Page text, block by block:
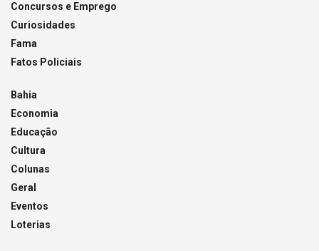
Concursos e Emprego
Curiosidades
Fama
Fatos Policiais
Bahia
Economia
Educação
Cultura
Colunas
Geral
Eventos
Loterias